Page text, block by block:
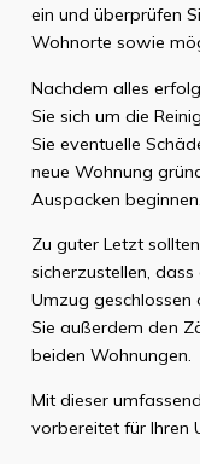
ein und überprüfen
Wohnorte sowie
Nachdem alles
Sie sich um die
Sie eventuelle
neue Wohnung
Auspacken beginnen.
Zu guter Letzt
sicherzustellen,
Umzug
Sie außerdem den
beiden Wohnungen.
Mit dieser
vorbereitet für Ihren